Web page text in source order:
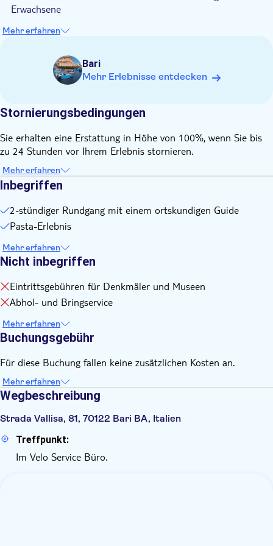
Erwachsene
Mehr erfahren
Bari
Mehr Erlebnisse entdecken
Stornierungsbedingungen
Sie erhalten eine Erstattung in Höhe von 100%, wenn Sie bis
zu 24 Stunden vor Ihrem Erlebnis stornieren.
Mehr erfahren
Inbegriffen
2-stündiger Rundgang mit einem ortskundigen Guide
Pasta-Erlebnis
Mehr erfahren
Nicht inbegriffen
Eintrittsgebühren für Denkmäler und Museen
Abhol- und Bringservice
Mehr erfahren
Buchungsgebühr
Für diese Buchung fallen keine zusätzlichen Kosten an.
Mehr erfahren
Wegbeschreibung
Strada Vallisa, 81, 70122 Bari BA, Italien
Treffpunkt:
Im Velo Service Büro.